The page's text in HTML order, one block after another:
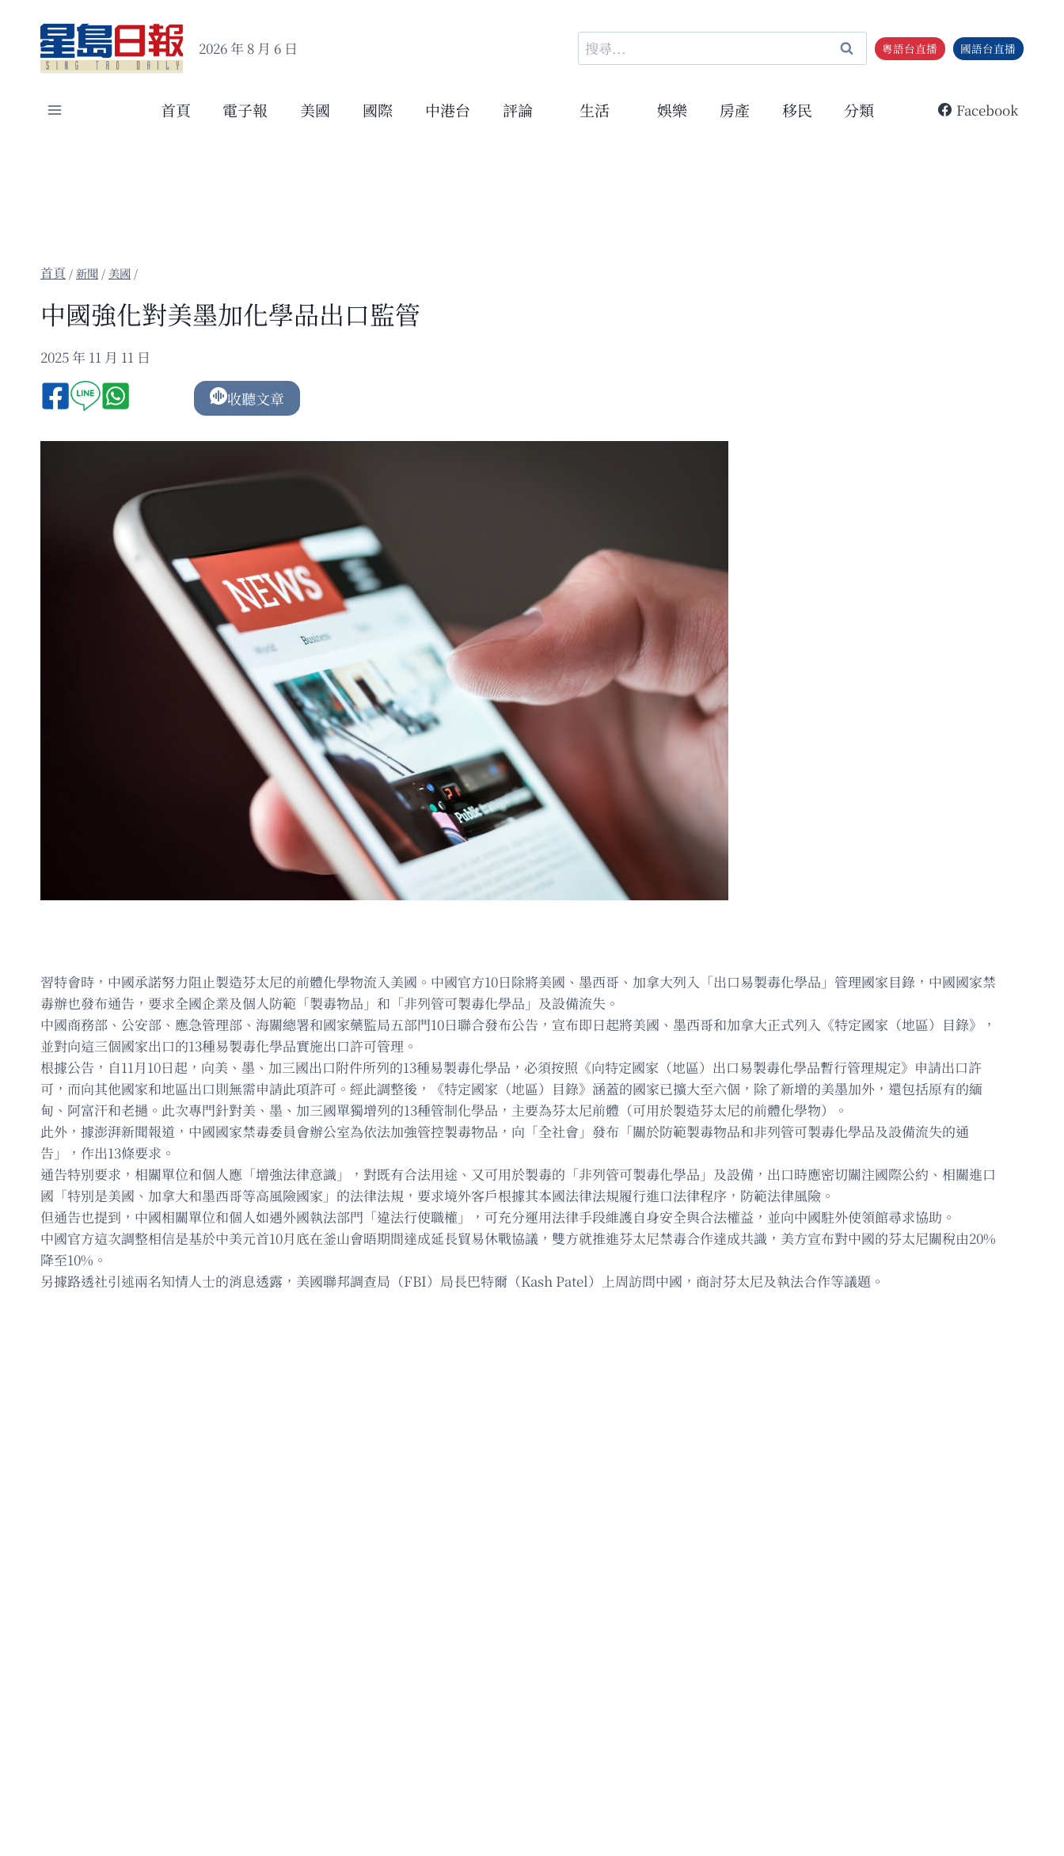
content
2026 年 8 月 6 日
搜
尋
鍵
粵語台直播 國語台直播
首頁 電子報 美國 國際 中港台 評論 生活 娛樂 房產 移民 分類 Facebook
/新聞 / 美國 /
中國強化對美墨加化學品出口監管
2025 年 11 月 11 日
收聽文章
習特會時，中國承諾努力阻止製造芬太尼的前體化學物流入美國。中國官方10日除將美國、墨西哥、加拿大列入「出口易製毒化學品」管理國家目錄，中國國家禁
毒辦也發布通告，要求全國企業及個人防範「製毒物品」和「非列管可製毒化學品」及設備流失。
中國商務部、公安部、應急管理部、海關總署和國家藥監局五部門10日聯合發布公告，宣布即日起將美國、墨西哥和加拿大正式列入《特定國家（地區）目錄》，
並對向這三個國家出口的13種易製毒化學品實施出口許可管理。
根據公告，自11月10日起，向美、墨、加三國出口附件所列的13種易製毒化學品，必須按照《向特定國家（地區）出口易製毒化學品暫行管理規定》申請出口許
可，而向其他國家和地區出口則無需申請此項許可。經此調整後，《特定國家（地區）目錄》涵蓋的國家已擴大至六個，除了新增的美墨加外，還包括原有的緬
甸、阿富汗和老撾。此次專門針對美、墨、加三國單獨增列的13種管制化學品，主要為芬太尼前體（可用於製造芬太尼的前體化學物）。
此外，據澎湃新聞報道，中國國家禁毒委員會辦公室為依法加強管控製毒物品，向「全社會」發布「關於防範製毒物品和非列管可製毒化學品及設備流失的通
告」，作出13條要求。
通告特別要求，相關單位和個人應「增強法律意識」，對既有合法用途、又可用於製毒的「非列管可製毒化學品」及設備，出口時應密切關注國際公約、相關進口
國「特別是美國、加拿大和墨西哥等高風險國家」的法律法規，要求境外客戶根據其本國法律法規履行進口法律程序，防範法律風險。
但通告也提到，中國相關單位和個人如遇外國執法部門「違法行使職權」，可充分運用法律手段維護自身安全與合法權益，並向中國駐外使領館尋求協助。
中國官方這次調整相信是基於中美元首10月底在釜山會晤期間達成延長貿易休戰協議，雙方就推進芬太尼禁毒合作達成共識，美方宣布對中國的芬太尼關稅由20%
降至10%。
另據路透社引述兩名知情人士的消息透露，美國聯邦調查局（FBI）局長巴特爾（Kash Patel）上周訪問中國，商討芬太尼及執法合作等議題。